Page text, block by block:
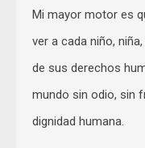
Mi mayor motor es
ver a cada niño,
de sus derechos
mundo sin odio, sin
dignidad humana.